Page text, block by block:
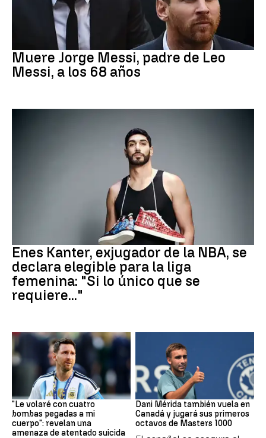
Muere Jorge Messi, padre de Leo
Messi, a los 68 años
Enes Kanter, exjugador de la NBA, se
declara elegible para la liga
femenina: "Si lo único que se
requiere..."
Mundial 2026
"Le volaré con cuatro
bombas pegadas a mi
cuerpo": revelan una
amenaza de atentado suicida
Tenis
Dani Mérida también vuela en
Canadá y jugará sus primeros
octavos de Masters 1000